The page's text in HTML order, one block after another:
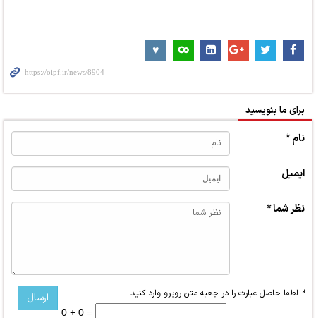
برای ما بنویسید
نام *
ایمیل
نظر شما *
* لطفا حاصل عبارت را در جعبه متن روبرو وارد کنید
0 + 0 =